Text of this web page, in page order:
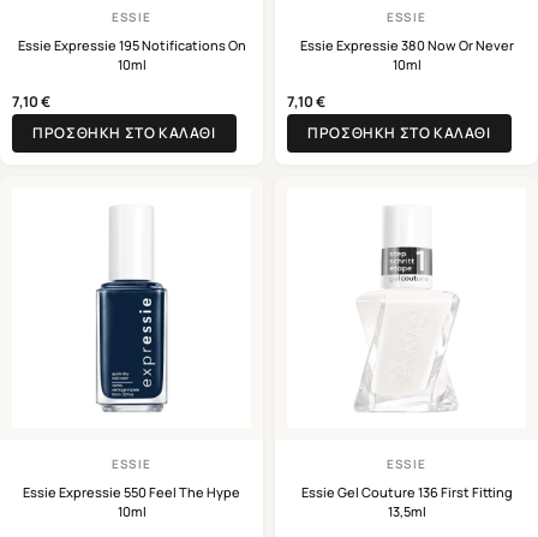
ESSIE
Essie Expressie 195 Notifications On
10ml
7,10€
ΠΡΟΣΘΉΚΗ ΣΤΟ ΚΑΛΆΘΙ
ESSIE
Essie Expressie 380 Now Or Never
10ml
7,10€
ΠΡΟΣΘΉΚΗ ΣΤΟ ΚΑΛΆΘΙ
ESSIE
Essie Expressie 550 Feel The Hype
10ml
ESSIE
Essie Gel Couture 136 First Fitting
13,5ml